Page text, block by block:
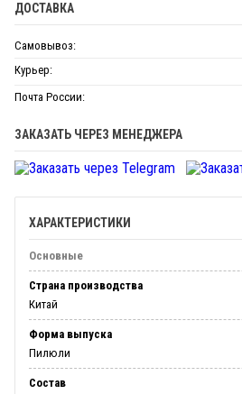
ДОСТАВКА
Самовывоз:
Курьер:
Почта России:
ЗАКАЗАТЬ ЧЕРЕЗ МЕНЕДЖЕРА
ХАРАКТЕРИСТИКИ
Основные
Страна производства
Китай
Форма выпуска
Пилюли
Состав